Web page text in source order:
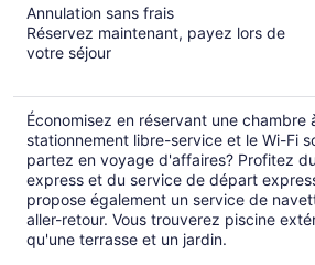
Annulation sans frais
Réservez maintenant, payez lors de
votre séjour
Économisez en réservant une chambre
stationnement libre-service et le Wi-Fi
partez en voyage d'affaires? Profitez
express et du service de départ
propose également un service de
aller-retour. Vous trouverez piscine
qu'une terrasse et un jardin.